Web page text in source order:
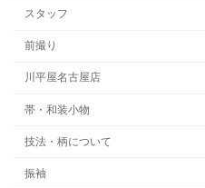
スタッフ
前撮り
川平屋名古屋店
帯・和装小物
技法・柄について
振袖